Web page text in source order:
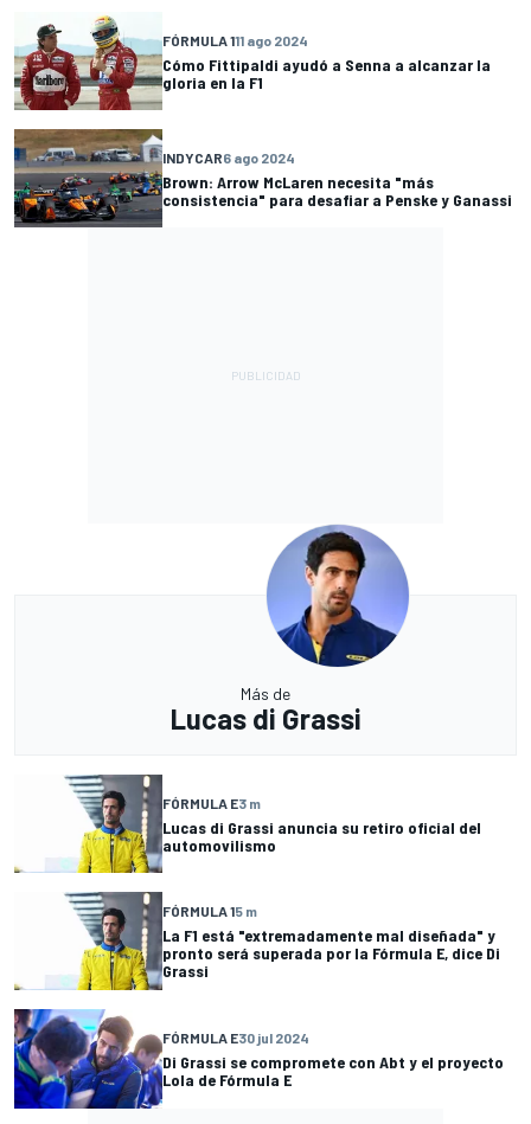
FÓRMULA 111 ago 2024
Cómo Fittipaldi ayudó a Senna a alcanzar la
gloria en la F1
INDYCAR6 ago 2024
Brown: Arrow McLaren necesita "más
consistencia" para desafiar a Penske y Ganassi
Más de
Lucas di Grassi
FÓRMULA E3 m
Lucas di Grassi anuncia su retiro oficial del
automovilismo
FÓRMULA 15 m
La F1 está "extremadamente mal diseñada" y
pronto será superada por la Fórmula E, dice Di
Grassi
FÓRMULA E30 jul 2024
Di Grassi se compromete con Abt y el proyecto
Lola de Fórmula E